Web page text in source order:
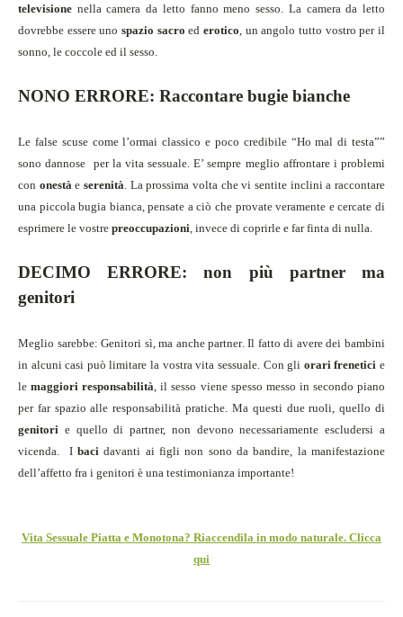
televisione nella camera da letto fanno meno sesso. La camera da letto
dovrebbe essere uno spazio sacroederotico, un angolo tutto vostro per il
sonno, le coccole ed il sesso.
NONO ERRORE: Raccontare bugie bianche
Le false scuse come l’ormai classico e poco credibile “Ho mal di testa””
sono dannose per la vita sessuale. E’ sempre meglio affrontare i problemi
con onestàeserenità. La prossima volta che vi sentite inclini a raccontare
una piccola bugia bianca, pensate a ciò che provate veramente e cercate di
esprimere le vostre preoccupazioni, invece di coprirle e far finta di nulla.
DECIMO ERRORE: non più partner ma
genitori
Meglio sarebbe: Genitori sì, ma anche partner. Il fatto di avere dei bambini
in alcuni casi può limitare la vostra vita sessuale. Con gli orari frenetici e
lemaggiori responsabilità, il sesso viene spesso messo in secondo piano
per far spazio alle responsabilità pratiche. Ma questi due ruoli, quello di
genitori e quello di partner, non devono necessariamente escludersi a
vicenda.
Ibaci davanti ai figli non sono da bandire, la manifestazione
dell’affetto fra i genitori è una testimonianza importante!
Vita Sessuale Piatta e Monotona? Riaccendila in modo naturale. Clicca
qui